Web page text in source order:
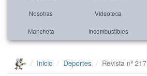
Nosotras Videoteca
Mancheta Incombustibles
Inicio Deportes Revista nº 217